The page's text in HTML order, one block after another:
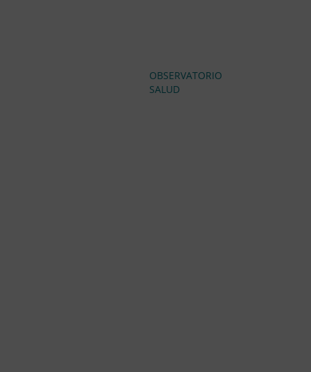
OBSERVATORIO
SALUD